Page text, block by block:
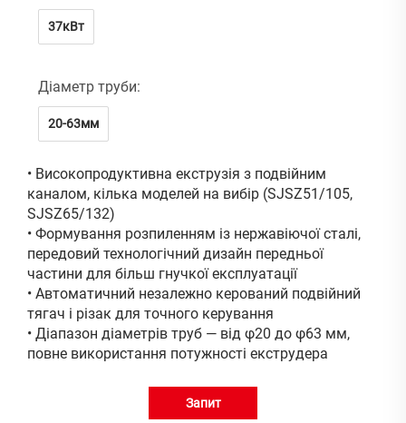
37кВт
Діаметр труби:
20-63мм
• Високопродуктивна екструзія з подвійним
каналом, кілька моделей на вибір (SJSZ51/105,
SJSZ65/132)
• Формування розпиленням із нержавіючої сталі,
передовий технологічний дизайн передньої
частини для більш гнучкої експлуатації
• Автоматичний незалежно керований подвійний
тягач і різак для точного керування
• Діапазон діаметрів труб — від φ20 до φ63 мм,
повне використання потужності екструдера
Запит